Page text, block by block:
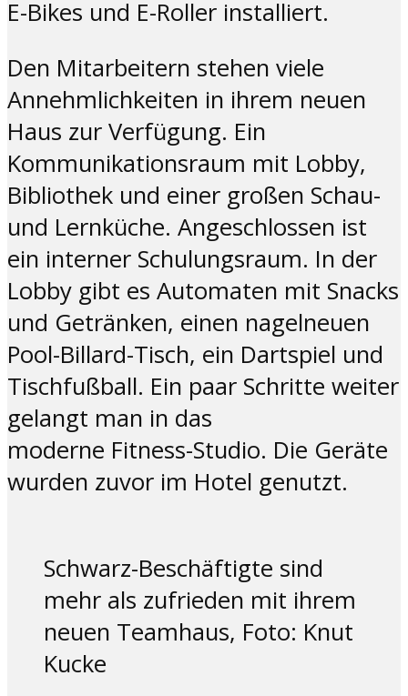
E-Bikes und E-Roller installiert.
Den Mitarbeitern stehen viele
Annehmlichkeiten in ihrem neuen
Haus zur Verfügung. Ein
Kommunikationsraum mit Lobby,
Bibliothek und einer großen Schau-
und Lernküche. Angeschlossen ist
ein interner Schulungsraum. In der
Lobby gibt es Automaten mit Snacks
und Getränken, einen nagelneuen
Pool-Billard-Tisch, ein Dartspiel und
Tischfußball. Ein paar Schritte weiter
gelangt man in das
moderne Fitness-Studio. Die Geräte
wurden zuvor im Hotel genutzt.
Schwarz-Beschäftigte sind
mehr als zufrieden mit ihrem
neuen Teamhaus, Foto: Knut
Kucke